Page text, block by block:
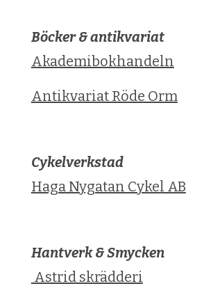
Böcker & antikvariat
Akademibokhandeln
Antikvariat Röde Orm
Cykelverkstad
Haga Nygatan Cykel AB
Hantverk & Smycken
Astrid skrädderi